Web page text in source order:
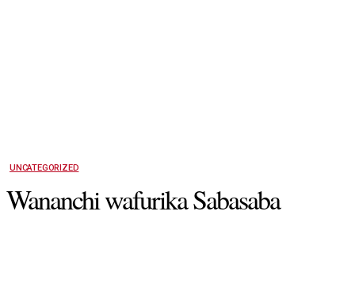
UNCATEGORIZED
Wananchi wafurika Sabasaba